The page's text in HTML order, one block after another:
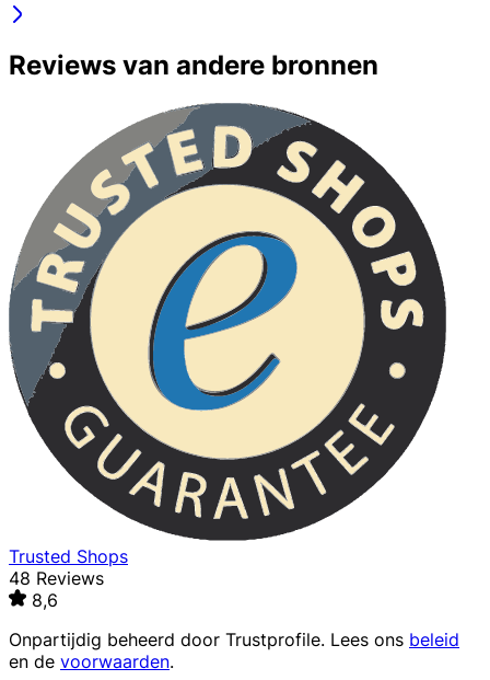
Reviews van andere bronnen
Trusted Shops
48 Reviews
8,6
Onpartijdig beheerd door Trustprofile. Lees ons beleid
en de voorwaarden.